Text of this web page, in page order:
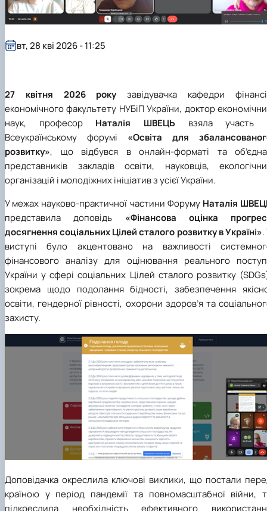
27 квітня 2026 рокузавідувачка кафедри
економічного факультету НУБіП України, доктор
наук, професор Наталія ШВЕЦЬ взяла участь
Всеукраїнському форумі «Освіта для
розвитку», що відбувся в онлайн-форматі та
представників закладів освіти, науковців,
організацій і молодіжних ініціатив з усієї України.
У межах науково‑практичної частини Форуму Наталія
представила доповідь «Фінансова оцінка
досягнення соціальних Цілей сталого розвитку в Україні».
виступі було акцентовано на важливості
фінансового аналізу для оцінювання реального
України у сфері соціальних Цілей сталого розвитку
зокрема щодо подолання бідності, забезпечення
освіти, гендерної рівності, охорони здоров’я та
захисту.
Доповідачка окреслила ключові виклики, що постали
країною у період пандемії та повномасштабної війни,
підкреслила необхідність ефективного
вт, 28 кві 2026 - 11:25